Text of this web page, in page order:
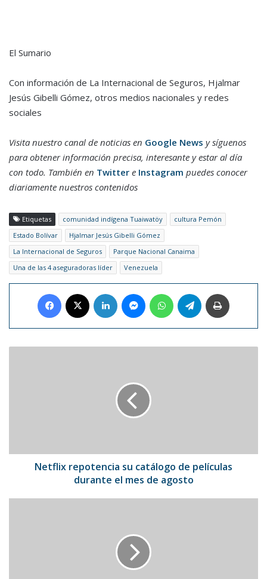
El Sumario
Con información de La Internacional de Seguros, Hjalmar
Jesús Gibelli Gómez, otros medios nacionales y redes
sociales
Visita nuestro canal de noticias en Google News y síguenos
para obtener información precisa, interesante y estar al día
con todo. También en Twitter e Instagram puedes conocer
diariamente nuestros contenidos
Etiquetas comunidad indígena Tuaiwatöy
cultura Pemón
Estado Bolívar
Hjalmar Jesús Gibelli Gómez
La Internacional de Seguros
Parque Nacional Canaima
Una de las 4 aseguradoras líder
Venezuela
Facebook LinkedIn MessengerWhatsAppTelegram
mes
Netflix repotencia su catálogo de películas
durante el mes de agosto